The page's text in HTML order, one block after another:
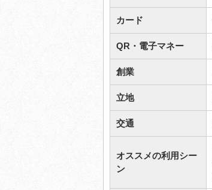
カード
QR・電子マネー
創業
立地
交通
オススメの利用シー
ン